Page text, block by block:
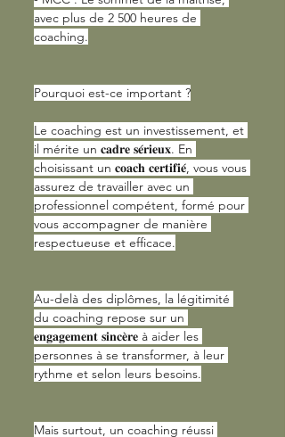
avec plus de 2 500 heures de
coaching.
Pourquoi est-ce important ?
Le coaching est un investissement, et
il mérite un 𝐜𝐚𝐝𝐫𝐞 𝐬𝐞́𝐫𝐢𝐞𝐮𝐱. En
choisissant un 𝐜𝐨𝐚𝐜𝐡 𝐜𝐞𝐫𝐭𝐢𝐟𝐢𝐞́, vous vous
assurez de travailler avec un
professionnel compétent, formé pour
vous accompagner de manière
respectueuse et efficace.
Au-delà des diplômes, la légitimité
du coaching repose sur un
𝐞𝐧𝐠𝐚𝐠𝐞𝐦𝐞𝐧𝐭 𝐬𝐢𝐧𝐜𝐞̀𝐫𝐞 à aider les
personnes à se transformer, à leur
rythme et selon leurs besoins.
Mais surtout, un coaching réussi